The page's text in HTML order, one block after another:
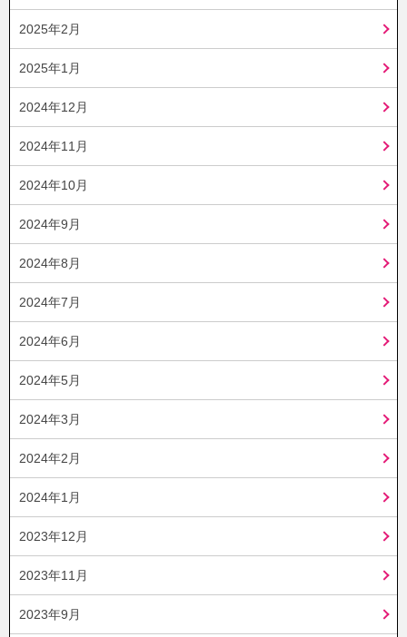
2025年2月
2025年1月
2024年12月
2024年11月
2024年10月
2024年9月
2024年8月
2024年7月
2024年6月
2024年5月
2024年3月
2024年2月
2024年1月
2023年12月
2023年11月
2023年9月